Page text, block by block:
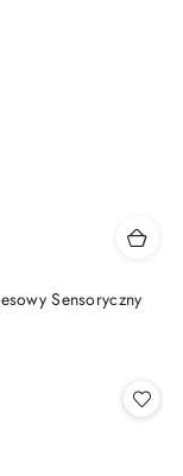
Sensoryczny